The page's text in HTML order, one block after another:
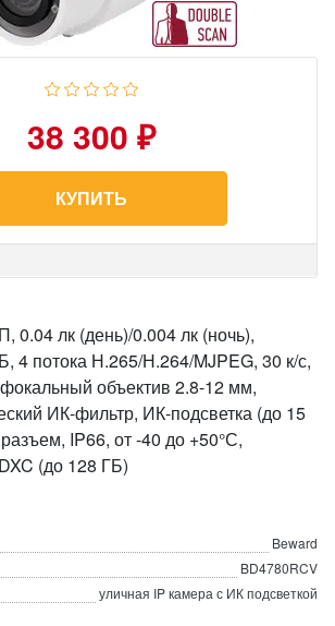
38 300 ₽
КУПИТЬ
лк (день)/0.004 лк (ночь),
4 потока Н.265/Н.264/MJPEG, 30 к/с,
объектив 2.8-12 мм,
ИК-фильтр, ИК-подсветка (до 15
IP66, от -40 до +50°С,
(до 128 ГБ)
Beward
BD4780RCV
уличная IP камера с ИК подсветкой